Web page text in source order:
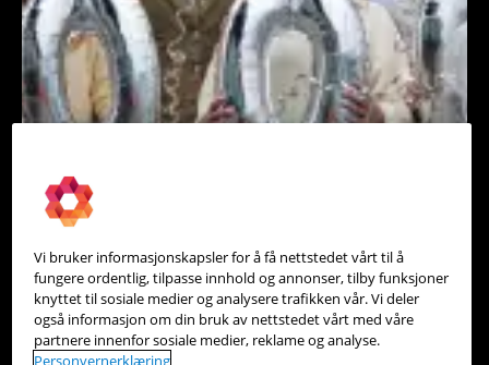
Vi bruker informasjonskapsler for å få nettstedet vårt til å
fungere ordentlig, tilpasse innhold og annonser, tilby funksjoner
knyttet til sosiale medier og analysere trafikken vår. Vi deler
også informasjon om din bruk av nettstedet vårt med våre
partnere innenfor sosiale medier, reklame og analyse.
Personvernerklæring